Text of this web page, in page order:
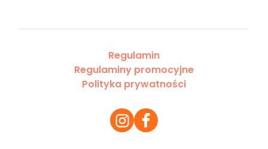
Regulamin
Regulaminy promocyjne
Polityka prywatności